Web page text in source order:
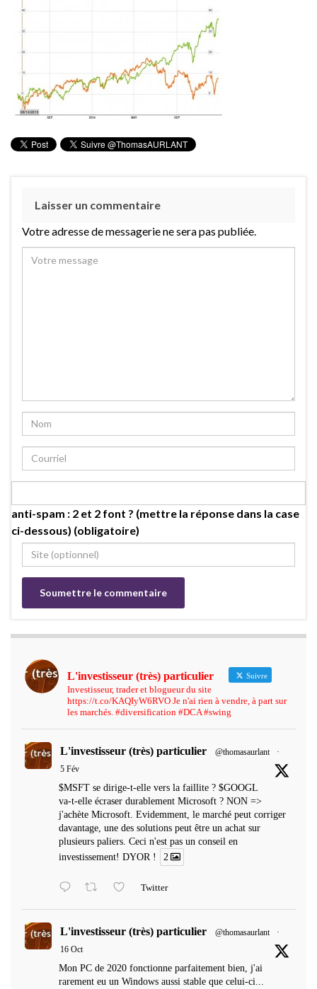
Laisser un commentaire
Votre adresse de messagerie ne sera pas publiée.
anti-spam : 2 et 2 font ? (mettre la réponse dans la case
ci-dessous) (obligatoire)
L'investisseur (très) particulier Suivre
Investisseur, trader et blogueur du site
https://t.co/KAQIyW6RVO Je n'ai rien à vendre, à part sur
les marchés. #diversification #DCA #swing
L'investisseur (très) particulier @thomasaurlant
·
5 Fév
$MSFT se dirige-t-elle vers la faillite ? $GOOGL
va-t-elle écraser durablement Microsoft ? NON =>
j'achète Microsoft. Evidemment, le marché peut corriger
davantage, une des solutions peut être un achat sur
plusieurs paliers. Ceci n'est pas un conseil en
investissement! DYOR !
2
Twitter
L'investisseur (très) particulier @thomasaurlant
·
16 Oct
Mon PC de 2020 fonctionne parfaitement bien, j'ai
rarement eu un Windows aussi stable que celui-ci...